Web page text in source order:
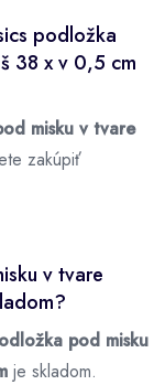
podložka
38 x v 0,5 cm
misku v tvare
zakúpiť
v tvare
pod misku
je skladom.